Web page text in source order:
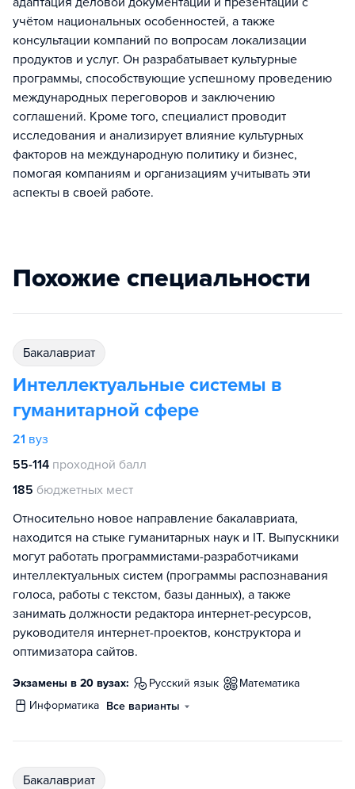
учётом национальных особенностей, а также
консультации компаний по вопросам локализации
продуктов и услуг. Он разрабатывает культурные
программы, способствующие успешному проведению
международных переговоров и заключению
соглашений. Кроме того, специалист проводит
исследования и анализирует влияние культурных
факторов на международную политику и бизнес,
помогая компаниям и организациям учитывать эти
аспекты в своей работе.
Похожие специальности
бакалавриат
Интеллектуальные системы в
гуманитарной сфере
21 вуз
55-114 проходной балл
185 бюджетных мест
Относительно новое направление бакалавриата,
находится на стыке гуманитарных наук и IT. Выпускники
могут работать программистами-разработчиками
интеллектуальных систем (программы распознавания
голоса, работы с текстом, базы данных), а также
занимать должности редактора интернет-ресурсов,
руководителя интернет-проектов, конструктора и
оптимизатора сайтов.
Экзамены в 20 вузах: русский язык
математика
информатика Все варианты
бакалавриат